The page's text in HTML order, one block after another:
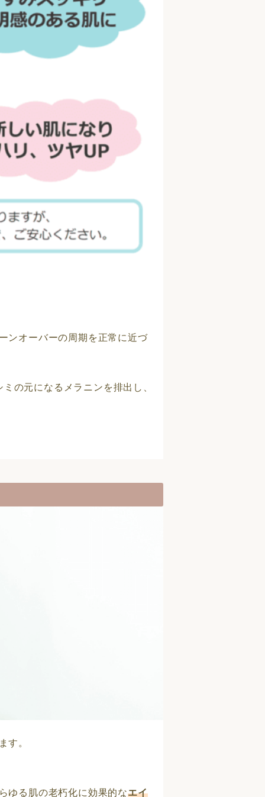
ンオーバーの周期を正常に近づ
の元になるメラニンを排出し、
す。
ゆる肌の老朽化に効果的なエイ